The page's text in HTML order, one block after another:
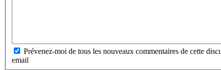
Prévenez-moi de tous les nouveaux commentaires de cette
email